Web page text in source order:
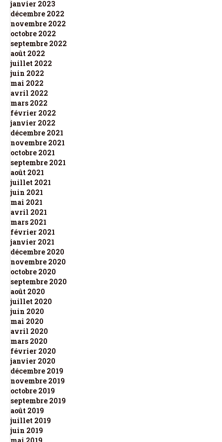
janvier 2023
décembre 2022
novembre 2022
octobre 2022
septembre 2022
août 2022
juillet 2022
juin 2022
mai 2022
avril 2022
mars 2022
février 2022
janvier 2022
décembre 2021
novembre 2021
octobre 2021
septembre 2021
août 2021
juillet 2021
juin 2021
mai 2021
avril 2021
mars 2021
février 2021
janvier 2021
décembre 2020
novembre 2020
octobre 2020
septembre 2020
août 2020
juillet 2020
juin 2020
mai 2020
avril 2020
mars 2020
février 2020
janvier 2020
décembre 2019
novembre 2019
octobre 2019
septembre 2019
août 2019
juillet 2019
juin 2019